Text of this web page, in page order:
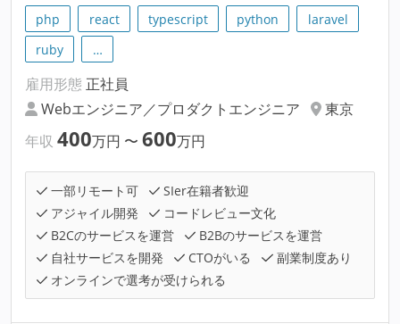
php react typescript python
laravel
ruby
…
雇用形態 正社員
Webエンジニア／プロダクトエンジニア
東京
年収 400万円 〜 600万円
一部リモート可
SIer在籍者歓迎
アジャイル開発
コードレビュー文化
B2Cのサービスを運営
B2Bのサービスを運営
自社サービスを開発
CTOがいる
副業制度あり
オンラインで選考が受けられる